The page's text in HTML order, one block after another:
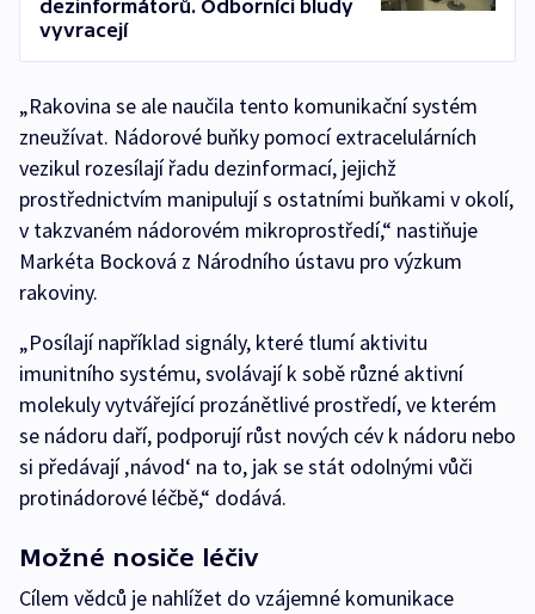
dezinformátorů. Odborníci bludy
vyvracejí
„Rakovina se ale naučila tento komunikační systém
zneužívat. Nádorové buňky pomocí extracelulárních
vezikul rozesílají řadu dezinformací, jejichž
prostřednictvím manipulují s ostatními buňkami v okolí,
v takzvaném nádorovém mikroprostředí,“ nastiňuje
Markéta Bocková z Národního ústavu pro výzkum
rakoviny.
„Posílají například signály, které tlumí aktivitu
imunitního systému, svolávají k sobě různé aktivní
molekuly vytvářející prozánětlivé prostředí, ve kterém
se nádoru daří, podporují růst nových cév k nádoru nebo
si předávají ‚návod‘ na to, jak se stát odolnými vůči
protinádorové léčbě,“ dodává.
Možné nosiče léčiv
Cílem vědců je nahlížet do vzájemné komunikace